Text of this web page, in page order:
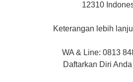
12310
Keterangan lebih
WA & Line: 0813
Daftarkan Diri